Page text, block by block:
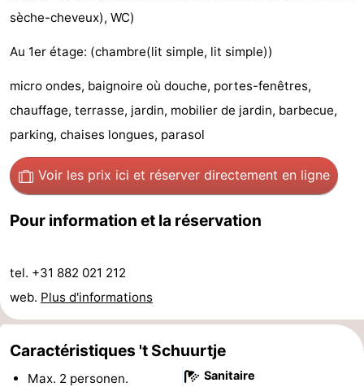
Moulins
-
Points
vue
Attractions
Croisières
-
Terrains
-
jeux
intérieures
Parcours
de
mini-
Centres
de
bien-
Villages
&
Nature
sèche-cheveux), WC)
Au 1er étage: (chambre(lit simple, lit simple))
micro ondes, baignoire où douche, portes-fenêtres,
chauffage, terrasse, jardin, mobilier de jardin, barbecue,
parking, chaises longues, parasol
Voir les prix ici et réserver directement en ligne
Pour information et la réservation
tel. +31 882 021 212
web. Plus d'informations
Caractéristiques 't Schuurtje
Max. 2 personen.
Sanitaire